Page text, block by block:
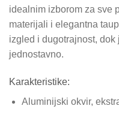
idealnim izborom za sve
materijali i elegantna
izgled i dugotrajnost,
jednostavno.
Karakteristike:
Aluminijski okvir,